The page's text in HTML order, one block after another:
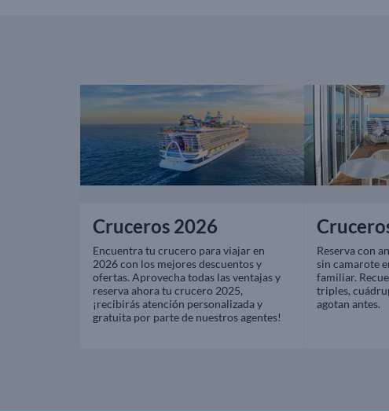
Cruceros 2026
Encuentra tu crucero para viajar en
2026 con los mejores descuentos y
ofertas. Aprovecha todas las ventajas y
reserva ahora tu crucero 2025,
¡recibirás atención personalizada y
gratuita por parte de nuestros agentes!
Reserva con
sin camarote
familiar.
triples,
agotan antes.